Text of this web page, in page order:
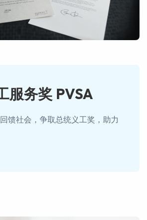
服务奖 PVSA
馈社会，争取总统义工奖，助力